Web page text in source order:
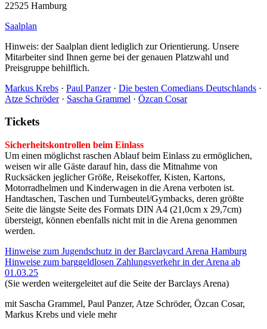
22525 Hamburg
Saalplan
Hinweis: der Saalplan dient lediglich zur Orientierung. Unsere
Mitarbeiter sind Ihnen gerne bei der genauen Platzwahl und
Preisgruppe behilflich.
Markus Krebs · Paul Panzer· Die besten Comedians Deutschlands ·
Atze Schröder· Sascha Grammel · Özcan Cosar
Tickets
Sicherheitskontrollen beim Einlass
Um einen möglichst raschen Ablauf beim Einlass zu ermöglichen,
weisen wir alle Gäste darauf hin, dass die Mitnahme von
Rucksäcken jeglicher Größe, Reisekoffer, Kisten, Kartons,
Motorradhelmen und Kinderwagen in die Arena verboten ist.
Handtaschen, Taschen und Turnbeutel/Gymbacks, deren größte
Seite die längste Seite des Formats DIN A4 (21,0cm x 29,7cm)
übersteigt, können ebenfalls nicht mit in die Arena genommen
werden.
Hinweise zum Jugendschutz in der Barclaycard Arena Hamburg
Hinweise zum barggeldlosen Zahlungsverkehr in der Arena ab
01.03.25
(Sie werden weitergeleitet auf die Seite der Barclays Arena)
mit Sascha Grammel, Paul Panzer, Atze Schröder, Özcan Cosar,
Markus Krebs und viele mehr